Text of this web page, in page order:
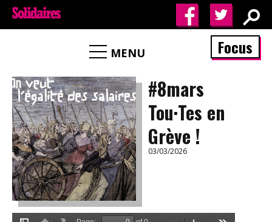
MENU Focus
#8mars
Tou·Tes en
Grève !
03/03/2026